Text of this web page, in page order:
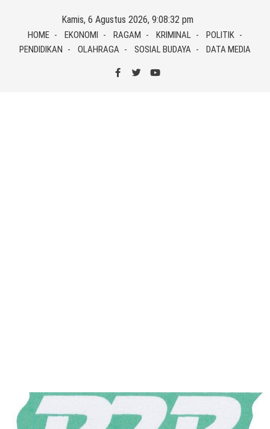
content
Kamis, 6 Agustus 2026, 9:08:32 pm
HOME EKONOMI RAGAM KRIMINAL
POLITIK
PENDIDIKAN
OLAHRAGA SOSIAL BUDAYA DATA MEDIA